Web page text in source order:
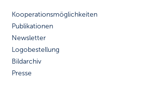
Kooperationsmöglichkeiten
Publikationen
Newsletter
Logobestellung
Bildarchiv
Presse